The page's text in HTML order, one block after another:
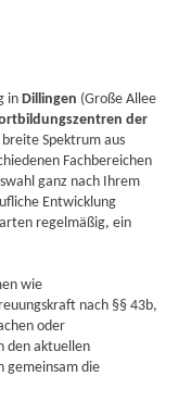
inDillingen (Große Allee
der
breite Spektrum aus
Fachbereichen
ganz nach Ihrem
Entwicklung
regelmäßig, ein
wie
nach §§ 43b,
oder
den aktuellen
gemeinsam die